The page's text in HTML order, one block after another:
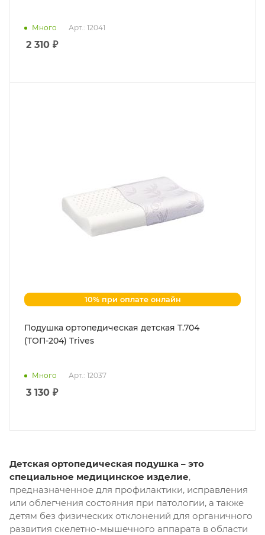
Много Арт.: 12041
2 310 ₽
10% при оплате онлайн
Подушка ортопедическая детская Т.704
(ТОП-204) Trives
Много Арт.: 12037
3 130 ₽
Детская ортопедическая подушка – это
специальное медицинское изделие,
предназначенное для профилактики, исправления
или облегчения состояния при патологии, а также
детям без физических отклонений для органичного
развития скелетно-мышечного аппарата в области